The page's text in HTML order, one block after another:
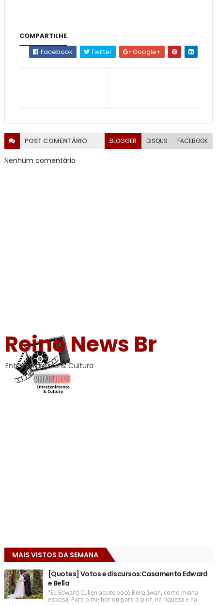
COMPARTILHE
Facebook
Twitter Google+
POST COMENTÁRIO BLOGGER DISQUS FACEBOOK
Nenhum comentário
Reino News Br
Entretenimento & Cultura
MAIS VISTOS DA SEMANA
[Quotes] Votos e discursos:Casamento Edward
e Bella
"Eu Edward Cullen aceito você Bella Swan, como minha
esposa, Para o melhor ou para o pior, na riqueza e na